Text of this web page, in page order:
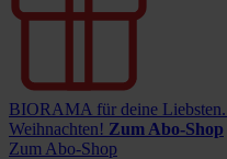
BIORAMA für deine Liebsten.
Weihnachten! Zum Abo-Shop
Zum Abo-Shop